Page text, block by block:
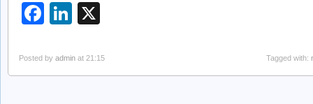
Facebook
LinkedIn
Posted by admin at 21:15 Tagged with: